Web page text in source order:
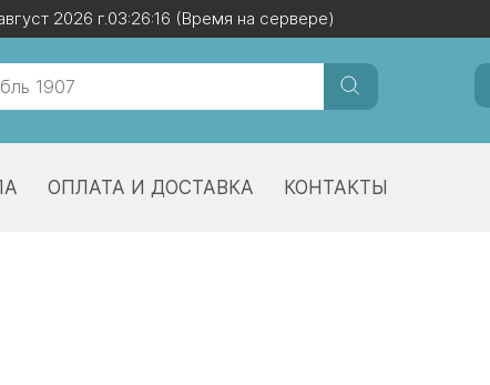
2026 г.03:26:17 (Время на сервере)
ОПЛАТА И ДОСТАВКА КОНТАКТЫ
2026 г.03:26:17 (Время на сервере)